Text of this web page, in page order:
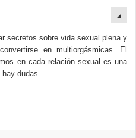
secretos sobre vida sexual plena y
en multiorgásmicas. El
en cada relación sexual es una
hay dudas.